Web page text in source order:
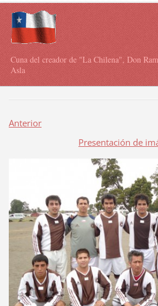
Cuna del creador de "La Chilena", Don
Asla
Anterior
Presentación de